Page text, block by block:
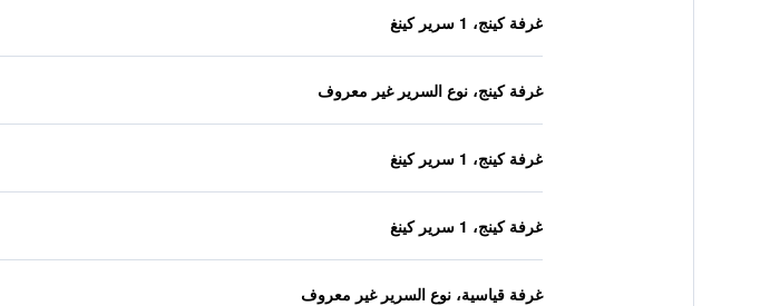
غرفة كينج، 1 سرير كينغ
غرفة كينج، نوع السرير غير معروف
غرفة كينج، 1 سرير كينغ
غرفة كينج، 1 سرير كينغ
غرفة قياسية، نوع السرير غير معروف